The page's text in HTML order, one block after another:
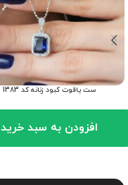
ست یاقوت کبود زنانه کد 1383
افزودن به سبد خرید